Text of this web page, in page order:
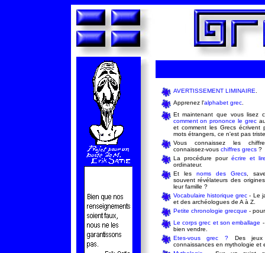
AVERTISSEMENT LIMINAIRE
Apprenez l'alphabet grec.
Et maintenant que vous lisez
comment on prononce le grec
et comment les Grecs écrivent
mots étrangers, ce n'est pas
Vous connaissez les
connaissez-vous chiffres grecs?
La procédure pour écrire et
ordinateur.
Et les noms des Grecs ,
souvent révélateurs des
leur famille ?
Vocabulaire historique grec - Le
et des archéologues de A à Z.
Petite chronologie grecque -
Le corps grec et son emballage
bien vendre.
Etes-vous grec ?Des jeux
connaissances en mythologie et